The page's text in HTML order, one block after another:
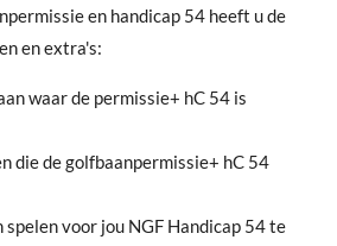
en handicap 54 heeft u de
en extra's:
waar de permissie+ hC 54 is
die de golfbaanpermissie+ hC 54
voor jou NGF Handicap 54 te